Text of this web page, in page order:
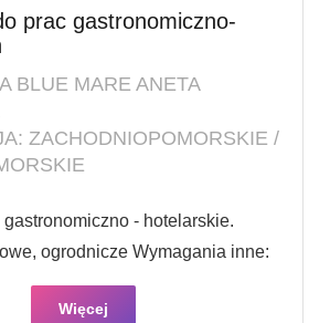
prac gastronomiczno-
BLUE MARE ANETA
ZACHODNIOPOMORSKIE /
- hotelarskie.
ogrodnicze Wymagania inne:
Więcej